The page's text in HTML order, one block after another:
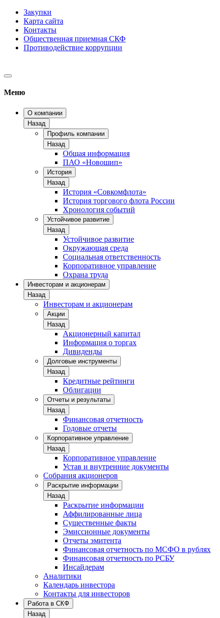
Закупки
Карта сайта
Контакты
Общественная приемная СКФ
Противодействие коррупции
Меню
О компании
Назад
Профиль компании
Назад
Общая информация
ПАО «Новошип»
История
Назад
История «Совкомфлота»
История торгового флота России
Хронология событий
Устойчивое развитие
Назад
Устойчивое развитие
Окружающая среда
Социальная ответственность
Корпоративное управление
Охрана труда
Инвесторам и акционерам
Назад
Инвесторам и акционерам
Акции
Назад
Акционерный капитал
Информация о торгах
Дивиденды
Долговые инструменты
Назад
Кредитные рейтинги
Облигации
Отчеты и результаты
Назад
Финансовая отчетность
Годовые отчеты
Корпоративное управление
Назад
Корпоративное управление
Устав и внутренние документы
Собрания акционеров
Раскрытие информации
Назад
Раскрытие информации
Аффилированные лица
Существенные факты
Эмиссионные документы
Отчеты эмитента
Финансовая отчетность по МСФО в рублях
Финансовая отчетность по РСБУ
Инсайдерам
Аналитики
Календарь инвестора
Контакты для инвесторов
Работа в СКФ
Назад